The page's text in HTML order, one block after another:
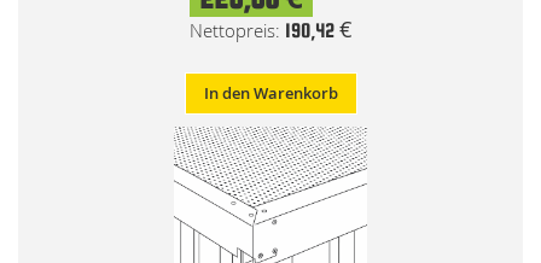
190,42 €
In den Warenkorb